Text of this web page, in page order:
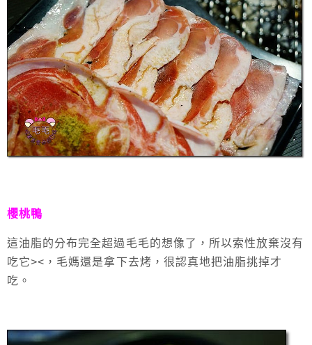
櫻桃鴨
這油脂的分布完全超過毛毛的想像了，所以索性放棄沒有
吃它><，毛媽還是拿下去烤，很認真地把油脂挑掉才
吃。